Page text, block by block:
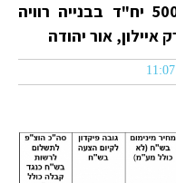
מפרסמת מכרז מקוון, לבניית 500 יח"ד בבנייה רוויה
איילון, אור יהודה